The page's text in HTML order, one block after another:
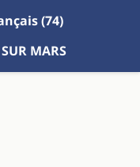
(74)
MARS